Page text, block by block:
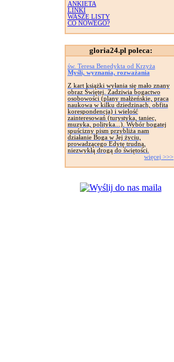
ANKIETA
LINKI
WASZE LISTY
CO NOWEGO?
gloria24.pl poleca:
św. Teresa Benedykta od Krzyża
Myśli, wyznania, rozważania
Z kart książki wyłania się mało znany
obraz Świętej. Zadziwia bogactwo
osobowości (plany małżeńskie, praca
naukowa w kilku dziedzinach, obfita
korespondencja) i wielość
zainteresowań (turystyka, taniec,
muzyka, polityka...). Wybór bogatej
spuścizny pism przybliża nam
działanie Boga w Jej życiu,
prowadzącego Edytę trudną,
niezwykłą drogą do świętości.
więcej >>>